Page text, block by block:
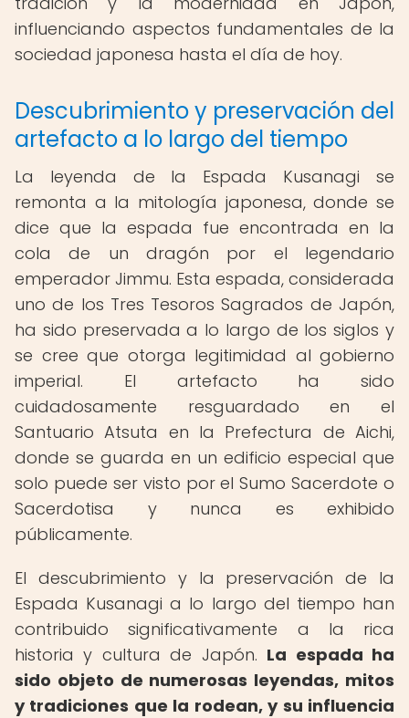
influenciando aspectos fundamentales de la
sociedad japonesa hasta el día de hoy.
Descubrimiento y preservación del
artefacto a lo largo del tiempo
La leyenda de la Espada Kusanagi se
remonta a la mitología japonesa, donde se
dice que la espada fue encontrada en la
cola de un dragón por el legendario
emperador Jimmu. Esta espada, considerada
uno de los Tres Tesoros Sagrados de Japón,
ha sido preservada a lo largo de los siglos y
se cree que otorga legitimidad al gobierno
imperial. El artefacto ha sido
cuidadosamente resguardado en el
Santuario Atsuta en la Prefectura de Aichi,
donde se guarda en un edificio especial que
solo puede ser visto por el Sumo Sacerdote o
Sacerdotisa y nunca es exhibido
públicamente.
El descubrimiento y la preservación de la
Espada Kusanagi a lo largo del tiempo han
contribuido significativamente a la rica
historia y cultura de Japón. La espada ha
sido objeto de numerosas leyendas, mitos
y tradiciones que la rodean, y su influencia